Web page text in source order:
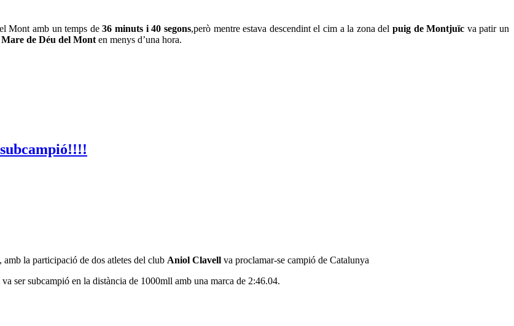
Mont amb un temps de36 minuts i 40 segons,però mentre estava descendint el cim a la zona delpuig de Montjuïc va patir un
Mare de Déu del Mont en menys d’una hora.
, amb la participació de dos atletes del club Aniol Clavell va proclamar-se campió de Catalunya
va ser subcampió en la distància de 1000mll amb una marca de 2:46.04.